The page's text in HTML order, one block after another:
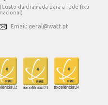
(Custo da chamada para a rede fixa
nacional)
Email: geral@watt.pt